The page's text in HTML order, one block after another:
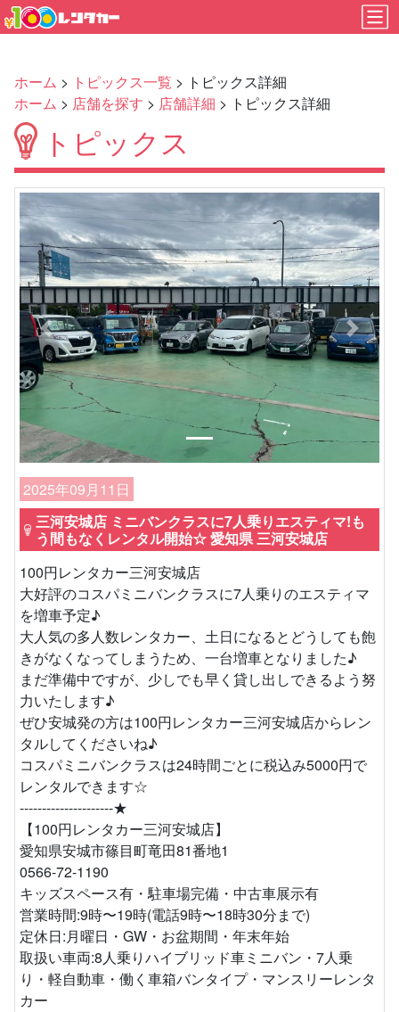
ホーム > トピックス一覧 > トピックス詳細
ホーム > 店舗を探す > 店舗詳細 > トピックス詳細
トピックス
Previous Next
2025年09月11日
三河安城店 ミニバンクラスに7人乗りエスティマ!も
う間もなくレンタル開始☆ 愛知県 三河安城店
100円レンタカー三河安城店
大好評のコスパミニバンクラスに7人乗りのエスティマ
を増車予定♪
大人気の多人数レンタカー、土日になるとどうしても飽
きがなくなってしまうため、一台増車となりました♪
まだ準備中ですが、少しでも早く貸し出しできるよう努
力いたします♪
ぜひ安城発の方は100円レンタカー三河安城店からレン
タルしてくださいね♪
コスパミニバンクラスは24時間ごとに税込み5000円で
レンタルできます☆
---------------------★
【100円レンタカー三河安城店】
愛知県安城市篠目町竜田81番地1
0566-72-1190
キッズスペース有・駐車場完備・中古車展示有
営業時間:9時〜19時(電話9時〜18時30分まで)
定休日:月曜日・GW・お盆期間・年末年始
取扱い車両:8人乗りハイブリッド車ミニバン・7人乗
り・軽自動車・働く車箱バンタイプ・マンスリーレンタ
カー